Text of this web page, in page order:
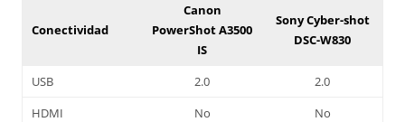
Conectividad
Canon
PowerShot A3500
IS
Sony Cyber-shot
DSC-W830
USB 2.0
2.0
HDMI
No
No